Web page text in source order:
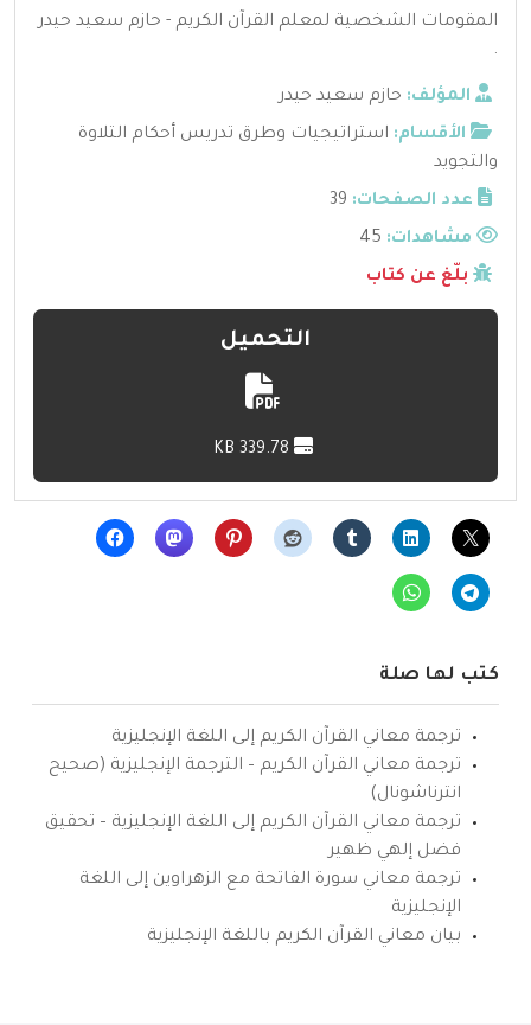
المقومات الشخصية لمعلم القرآن الكريم - حازم سعيد حيدر
.
المؤلف: حازم سعيد حيدر
الأقسام: استراتيجيات وطرق تدريس أحكام التلاوة
والتجويد
عدد الصفحات: 39
مشاهدات:
بلّغ عن كتاب
التحميل
كتب لها صلة
ترجمة معاني القرآن الكريم إلى اللغة الإنجليزية
ترجمة معاني القرآن الكريم – الترجمة الإنجليزية (صحيح
انترناشونال)
ترجمة معاني القرآن الكريم إلى اللغة الإنجليزية – تحقيق
فضل إلهي ظهير
ترجمة معاني سورة الفاتحة مع الزهراوين إلى اللغة
الإنجليزية
بيان معاني القرآن الكريم باللغة الإنجليزية